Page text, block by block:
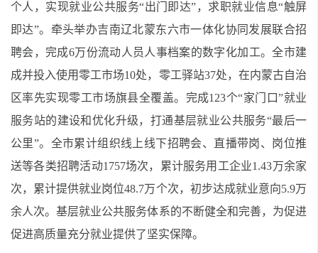
个人，实现就业公共服务“出门即达”，求职就业信息“触屏
即达”。牵头举办吉南辽北蒙东六市一体化协同发展联合招
聘会，完成6万份流动人员人事档案的数字化加工。全市建
成并投入使用零工市场10处，零工驿站37处，在内蒙古自治
区率先实现零工市场旗县全覆盖。完成123个“家门口”就业
服务站的建设和优化升级，打通基层就业公共服务“最后一
公里”。全市累计组织线上线下招聘会、直播带岗、岗位推
送等各类招聘活动1757场次，累计服务用工企业1.43万余家
次，累计提供就业岗位48.7万个次，初步达成就业意向5.9万
余人次。基层就业公共服务体系的不断健全和完善，为促进
促进高质量充分就业提供了坚实保障。